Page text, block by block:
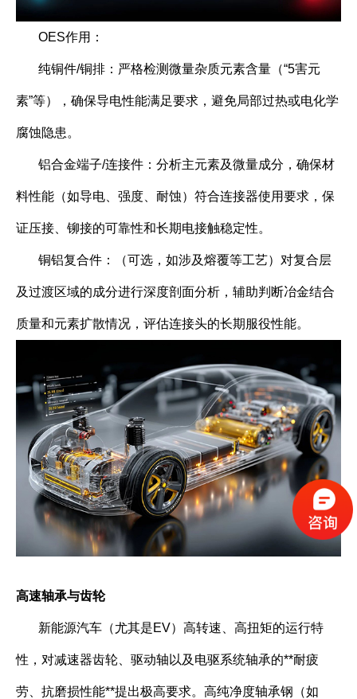
OES作用：
纯铜件/铜排：严格检测微量杂质元素含量（“5害元
素”等），确保导电性能满足要求，避免局部过热或电化学
腐蚀隐患。
铝合金端子/连接件：分析主元素及微量成分，确保材
料性能（如导电、强度、耐蚀）符合连接器使用要求，保
证压接、铆接的可靠性和长期电接触稳定性。
铜铝复合件：（可选，如涉及熔覆等工艺）对复合层
及过渡区域的成分进行深度剖面分析，辅助判断冶金结合
质量和元素扩散情况，评估连接头的长期服役性能。
高速轴承与齿轮
新能源汽车（尤其是EV）高转速、高扭矩的运行特
性，对减速器齿轮、驱动轴以及电驱系统轴承的**耐疲
劳、抗磨损性能**提出极高要求。高纯净度轴承钢（如